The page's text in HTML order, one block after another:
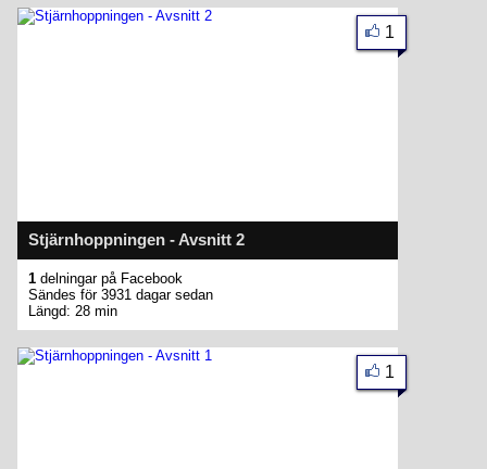
Stjärnhoppningen - Avsnitt 2
1
1 delningar på Facebook
Sändes för 3931 dagar sedan
Längd: 28 min
1